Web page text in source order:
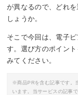
が異なるので、どれ
しょうか。
そこで今回は、電子
す。選び方のポイン
みてください。
※商品PRを含む記事です。
います。当サービスの記事